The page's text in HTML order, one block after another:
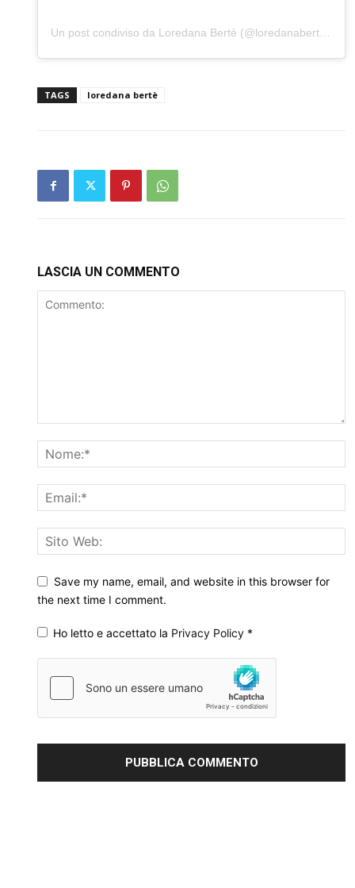
TAGS loredana bertè
LASCIA UN COMMENTO
Save my name, email, and website in this browser for
the next time I comment.
Ho letto e accettato la Privacy Policy *